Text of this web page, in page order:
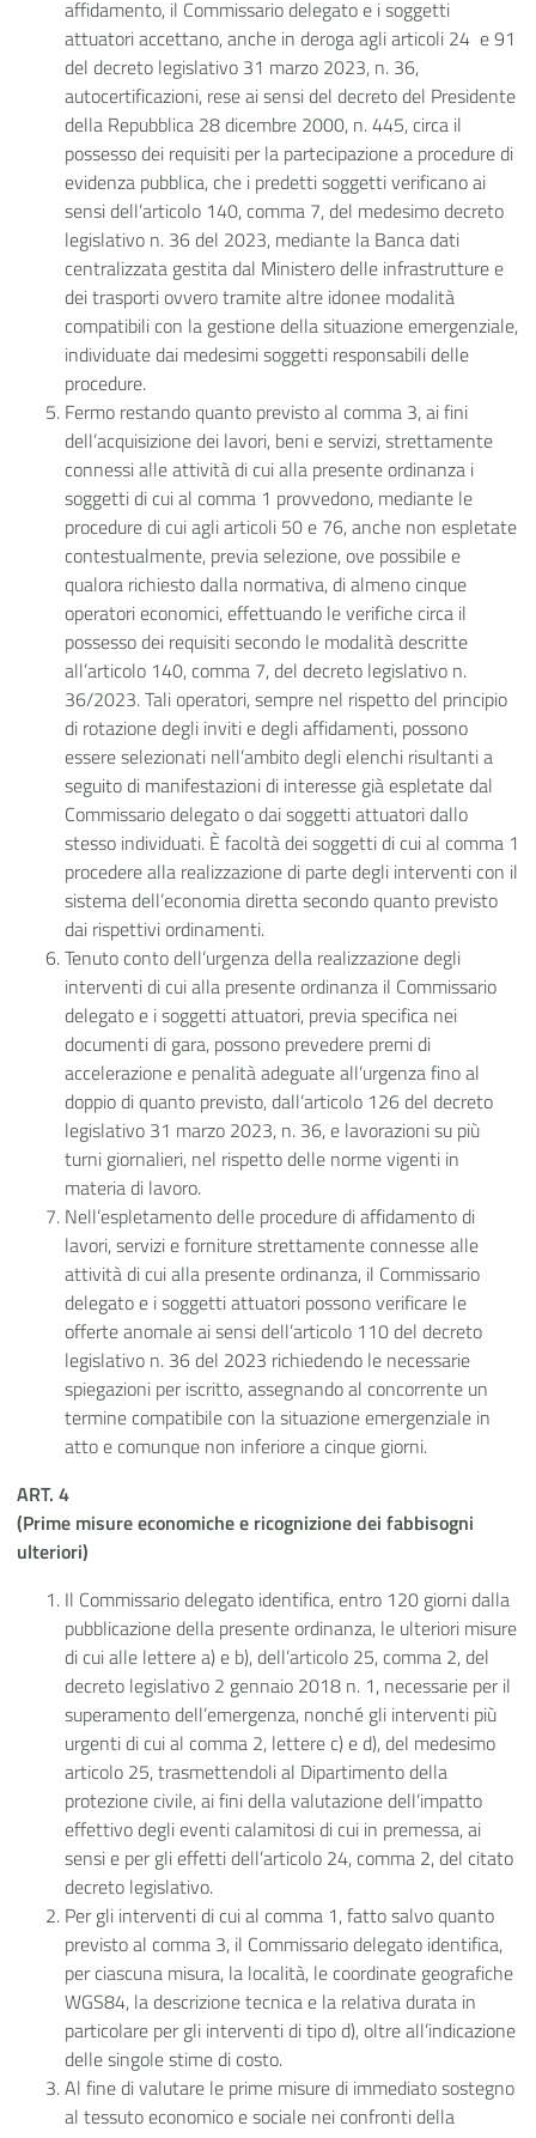
affidamento, il Commissario delegato e i soggetti
attuatori accettano, anche in deroga agli articoli 24 e 91
del decreto legislativo 31 marzo 2023, n. 36,
autocertificazioni, rese ai sensi del decreto del Presidente
della Repubblica 28 dicembre 2000, n. 445, circa il
possesso dei requisiti per la partecipazione a procedure di
evidenza pubblica, che i predetti soggetti verificano ai
sensi dell’articolo 140, comma 7, del medesimo decreto
legislativo n. 36 del 2023, mediante la Banca dati
centralizzata gestita dal Ministero delle infrastrutture e
dei trasporti ovvero tramite altre idonee modalità
compatibili con la gestione della situazione emergenziale,
individuate dai medesimi soggetti responsabili delle
procedure.
Fermo restando quanto previsto al comma 3, ai fini
dell’acquisizione dei lavori, beni e servizi, strettamente
connessi alle attività di cui alla presente ordinanza i
soggetti di cui al comma 1 provvedono, mediante le
procedure di cui agli articoli 50 e 76, anche non espletate
contestualmente, previa selezione, ove possibile e
qualora richiesto dalla normativa, di almeno cinque
operatori economici, effettuando le verifiche circa il
possesso dei requisiti secondo le modalità descritte
all’articolo 140, comma 7, del decreto legislativo n.
36/2023. Tali operatori, sempre nel rispetto del principio
di rotazione degli inviti e degli affidamenti, possono
essere selezionati nell’ambito degli elenchi risultanti a
seguito di manifestazioni di interesse già espletate dal
Commissario delegato o dai soggetti attuatori dallo
stesso individuati. È facoltà dei soggetti di cui al comma 1
procedere alla realizzazione di parte degli interventi con il
sistema dell’economia diretta secondo quanto previsto
dai rispettivi ordinamenti.
Tenuto conto dell’urgenza della realizzazione degli
interventi di cui alla presente ordinanza il Commissario
delegato e i soggetti attuatori, previa specifica nei
documenti di gara, possono prevedere premi di
accelerazione e penalità adeguate all’urgenza fino al
doppio di quanto previsto, dall’articolo 126 del decreto
legislativo 31 marzo 2023, n. 36, e lavorazioni su più
turni giornalieri, nel rispetto delle norme vigenti in
materia di lavoro.
Nell’espletamento delle procedure di affidamento di
lavori, servizi e forniture strettamente connesse alle
attività di cui alla presente ordinanza, il Commissario
delegato e i soggetti attuatori possono verificare le
offerte anomale ai sensi dell’articolo 110 del decreto
legislativo n. 36 del 2023 richiedendo le necessarie
spiegazioni per iscritto, assegnando al concorrente un
termine compatibile con la situazione emergenziale in
atto e comunque non inferiore a cinque giorni.
ART. 4
(Prime misure economiche e ricognizione dei fabbisogni
ulteriori)
Il Commissario delegato identifica, entro 120 giorni dalla
pubblicazione della presente ordinanza, le ulteriori misure
di cui alle lettere a) e b), dell’articolo 25, comma 2, del
decreto legislativo 2 gennaio 2018 n. 1, necessarie per il
superamento dell’emergenza, nonché gli interventi più
urgenti di cui al comma 2, lettere c) e d), del medesimo
articolo 25, trasmettendoli al Dipartimento della
protezione civile, ai fini della valutazione dell’impatto
effettivo degli eventi calamitosi di cui in premessa, ai
sensi e per gli effetti dell’articolo 24, comma 2, del citato
decreto legislativo.
Per gli interventi di cui al comma 1, fatto salvo quanto
previsto al comma 3, il Commissario delegato identifica,
per ciascuna misura, la località, le coordinate geografiche
WGS84, la descrizione tecnica e la relativa durata in
particolare per gli interventi di tipo d), oltre all’indicazione
delle singole stime di costo.
Al fine di valutare le prime misure di immediato sostegno
al tessuto economico e sociale nei confronti della